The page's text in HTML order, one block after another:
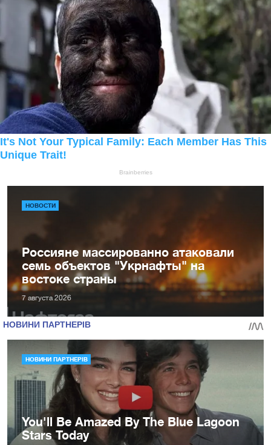
НОВОСТИ
Россияне массированно атаковали
семь объектов "Укрнафты" на
востоке страны
7 августа 2026